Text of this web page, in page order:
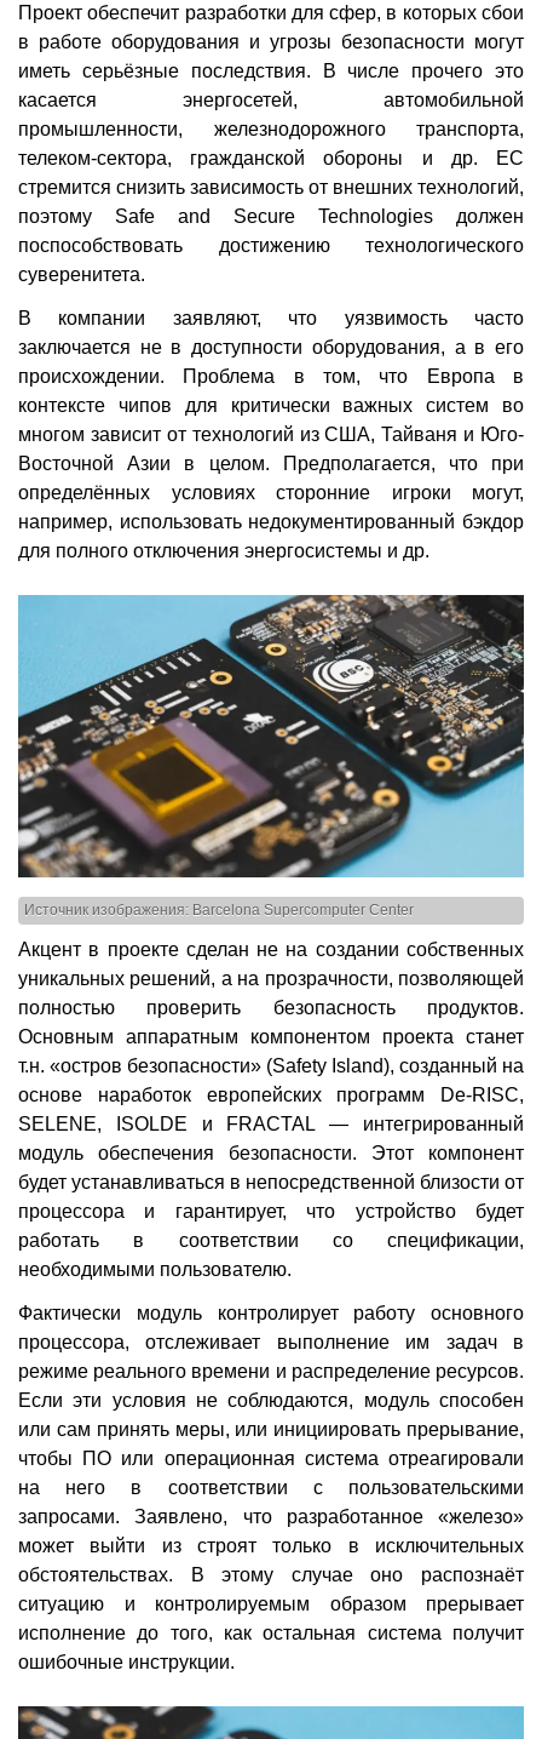
Проект обеспечит разработки для сфер, в которых сбои
в работе оборудования и угрозы безопасности могут
иметь серьёзные последствия. В числе прочего это
касается энергосетей, автомобильной
промышленности, железнодорожного транспорта,
телеком-сектора, гражданской обороны и др. ЕС
стремится снизить зависимость от внешних технологий,
поэтому Safe and Secure Technologies должен
поспособствовать достижению технологического
суверенитета.
В компании заявляют, что уязвимость часто
заключается не в доступности оборудования, а в его
происхождении. Проблема в том, что Европа в
контексте чипов для критически важных систем во
многом зависит от технологий из США, Тайваня и Юго-
Восточной Азии в целом. Предполагается, что при
определённых условиях сторонние игроки могут,
например, использовать недокументированный бэкдор
для полного отключения энергосистемы и др.
Источник изображения: Barcelona Supercomputer Center
Акцент в проекте сделан не на создании собственных
уникальных решений, а на прозрачности, позволяющей
полностью проверить безопасность продуктов.
Основным аппаратным компонентом проекта станет
т.н. «остров безопасности» (Safety Island), созданный на
основе наработок европейских программ De-RISC,
SELENE, ISOLDE и FRACTAL — интегрированный
модуль обеспечения безопасности. Этот компонент
будет устанавливаться в непосредственной близости от
процессора и гарантирует, что устройство будет
работать в соответствии со спецификации,
необходимыми пользователю.
Фактически модуль контролирует работу основного
процессора, отслеживает выполнение им задач в
режиме реального времени и распределение ресурсов.
Если эти условия не соблюдаются, модуль способен
или сам принять меры, или инициировать прерывание,
чтобы ПО или операционная система отреагировали
на него в соответствии с пользовательскими
запросами. Заявлено, что разработанное «железо»
может выйти из строят только в исключительных
обстоятельствах. В этому случае оно распознаёт
ситуацию и контролируемым образом прерывает
исполнение до того, как остальная система получит
ошибочные инструкции.